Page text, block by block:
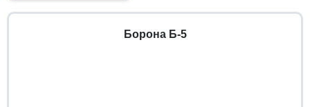
Борона Б-5